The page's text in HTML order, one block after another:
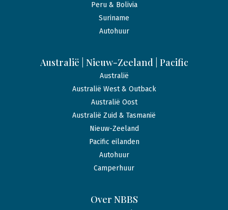
Peru & Bolivia
Suriname
Autohuur
Australië | Nieuw-Zeeland | Pacific
Australië
Australië West & Outback
Australië Oost
Australië Zuid & Tasmanië
Nieuw-Zeeland
Pacific eilanden
Autohuur
Camperhuur
Over NBBS